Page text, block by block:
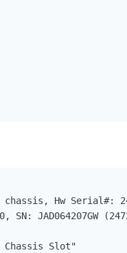
chassis, Hw Serial#:
SN: JAD064207GW
Chassis Slot"